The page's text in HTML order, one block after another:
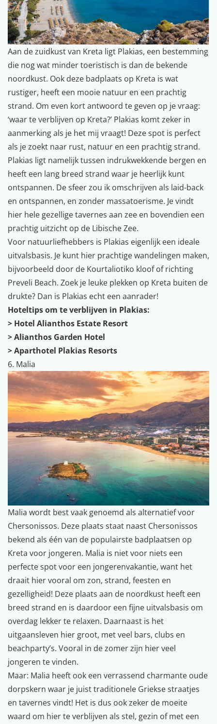
Aan de zuidkust van Kreta ligt Plakias, een bestemming
die nog wat minder toeristisch is dan de bekende
noordkust. Ook deze badplaats op Kreta is wat
rustiger, heeft een mooie natuur en een prachtig
strand. Om even kort antwoord te geven op je vraag:
‘waar te verblijven op Kreta?’ Plakias komt zeker in
aanmerking als je het mij vraagt! Deze spot is perfect
als je zoekt naar rust, natuur en een prachtig strand.
Plakias ligt namelijk tussen indrukwekkende bergen en
heeft een lang breed strand waar je heerlijk kunt
ontspannen. De sfeer zou ik omschrijven als laid-back
en ontspannen, en zonder massatoerisme. Je vindt
hier hele gezellige tavernes aan zee en bovendien een
prachtig uitzicht op de Libische Zee.
Voor natuurliefhebbers is Plakias eigenlijk een ideale
uitvalsbasis. Je kunt hier prachtige wandelingen maken,
bijvoorbeeld door de Kourtaliotiko kloof of richting
Preveli Beach. Zoek je leuke plekken op Kreta buiten de
drukte? Dan is Plakias echt een aanrader!
Hoteltips om te verblijven in Plakias:
> Hotel Alianthos Estate Resort
>Alianthos Garden Hotel
>Aparthotel Plakias Resorts
6. Malia
Malia wordt best vaak genoemd als alternatief voor
Chersonissos. Deze plaats staat naast Chersonissos
bekend als één van de populairste badplaatsen op
Kreta voor jongeren. Malia is niet voor niets een
perfecte spot voor een jongerenvakantie, want het
draait hier vooral om zon, strand, feesten en
gezelligheid! Deze plaats aan de noordkust heeft een
breed strand en is daardoor een fijne uitvalsbasis om
overdag lekker te relaxen. Daarnaast is het
uitgaansleven hier groot, met veel bars, clubs en
beachparty’s. Vooral in de zomer zijn hier veel
jongeren te vinden.
Maar: Malia heeft ook een verrassend charmante oude
dorpskern waar je juist traditionele Griekse straatjes
en tavernes vindt! Het is dus ook zeker de moeite
waard om hier te verblijven als stel, gezin of met een